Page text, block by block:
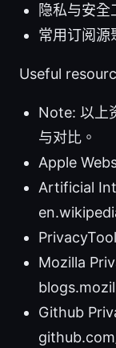
隐私与安全
常用订阅源
Useful
Note: 以上
与对比。
Apple
Artificial
Mozilla
Github